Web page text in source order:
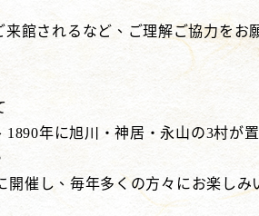
館されるなど、ご理解ご協力をお
年に旭川・神居・永山の3村が
開催し、毎年多くの方々にお楽し